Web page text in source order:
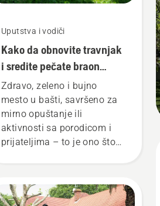
Uputstva i vodiči
Kako da obnovite travnjak
i sredite pečate braon
trave
Zdravo, zeleno i bujno
mesto u bašti, savršeno za
mirno opuštanje ili
aktivnosti sa porodicom i
prijateljima – to je ono što
braon pečati i korov pokvare
vaš doživljaj? Nemate